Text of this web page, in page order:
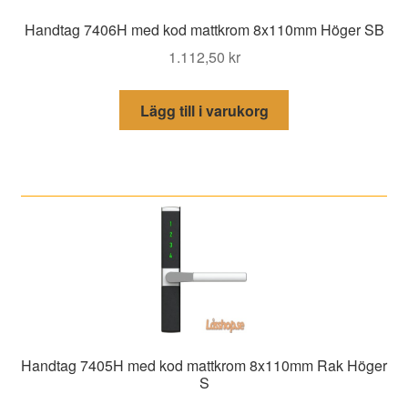
Handtag 7406H med kod mattkrom 8x110mm Höger SB
1.112,50 kr
Lägg till i varukorg
Handtag 7405H med kod mattkrom 8x110mm Rak Höger
S